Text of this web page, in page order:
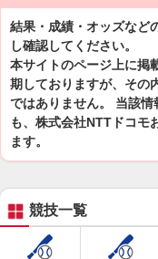
結果・成績・オッズなど
し確認してください。
本サイトのページ上に掲
期しておりますが、その
ではありません。 当該
も、株式会社NTTドコモ
ます。
競技一覧